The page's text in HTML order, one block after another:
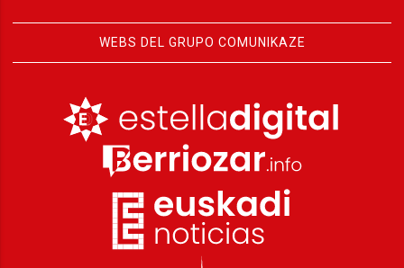
WEBS DEL GRUPO COMUNIKAZE